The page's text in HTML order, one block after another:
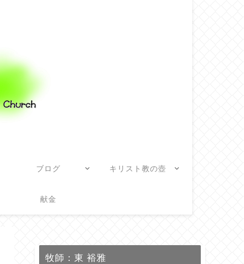
ブログ キリスト教の壺
献金
牧師：東 裕雅